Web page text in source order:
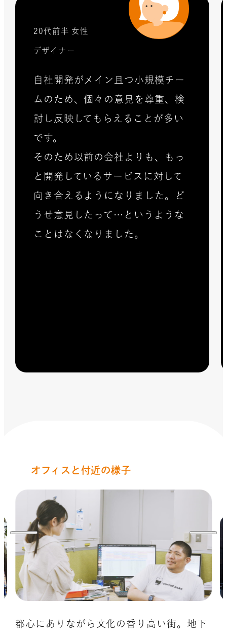
20代前半 女性
デザイナー
自社開発がメイン且つ小規模チー
ムのため、個々の意見を尊重、検
討し反映してもらえることが多い
です。
そのため以前の会社よりも、もっ
と開発しているサービスに対して
向き合えるようになりました。ど
うせ意見したって…というような
ことはなくなりました。
オフィスと付近の様子
都心にありながら文化の香り高い街。地下